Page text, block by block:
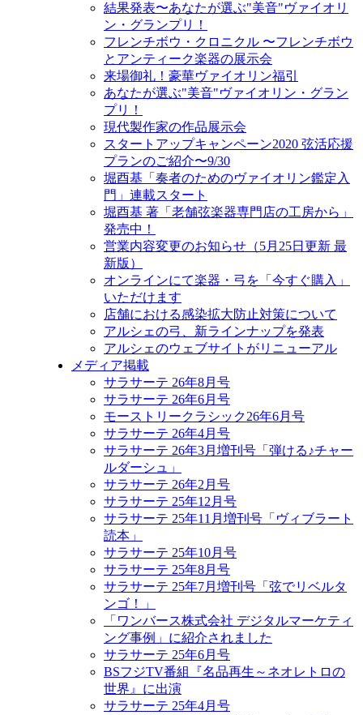
結果発表〜あなたが選ぶ"美音"ヴァイオリ
ン・グランプリ！
フレンチボウ・クロニクル 〜フレンチボウ
とアンティーク楽器の展示会
来場御礼！豪華ヴァイオリン福引
あなたが選ぶ"美音"ヴァイオリン・グラン
プリ！
現代製作家の作品展示会
スタートアップキャンペーン2020 弦活応援
プランのご紹介〜9/30
堀酉基「奏者のためのヴァイオリン鑑定入
門」連載スタート
堀酉基 著「老舗弦楽器専門店の工房から」
発売中！
営業内容変更のお知らせ（5月25日更新 最
新版）
オンラインにて楽器・弓を「今すぐ購入」
いただけます
店舗における感染拡大防止対策について
アルシェの弓、新ラインナップを発表
アルシェのウェブサイトがリニューアル
メディア掲載
サラサーテ 26年8月号
サラサーテ 26年6月号
モーストリークラシック26年6月号
サラサーテ 26年4月号
サラサーテ 26年3月増刊号「弾ける♪チャー
ルダーシュ」
サラサーテ 26年2月号
サラサーテ 25年12月号
サラサーテ 25年11月増刊号「ヴィブラート
読本」
サラサーテ 25年10月号
サラサーテ 25年8月号
サラサーテ 25年7月増刊号「弦でリベルタ
ンゴ！」
「ワンバース株式会社 デジタルマーケティ
ング事例」に紹介されました
サラサーテ 25年6月号
BSフジTV番組『名品再生～ネオレトロの
世界』に出演
サラサーテ 25年4月号